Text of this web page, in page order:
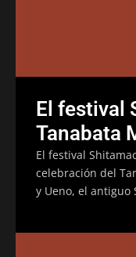
El festival
Tanabata
El festival
celebración del
y Ueno, el antiguo